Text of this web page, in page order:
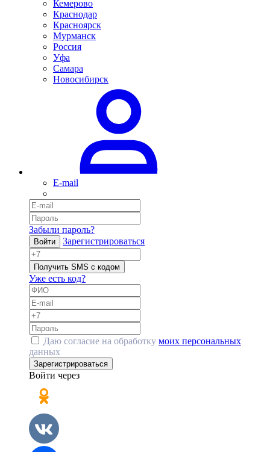
Кемерово
Краснодар
Красноярск
Мурманск
Россия
Уфа
Самара
Новосибирск
E-mail
Забыли пароль?
Войти Зарегистрироваться
Получить SMS с кодом
Уже есть код?
Даю согласие на обработку моих персональных
данных
Зарегистрироваться
Войти через